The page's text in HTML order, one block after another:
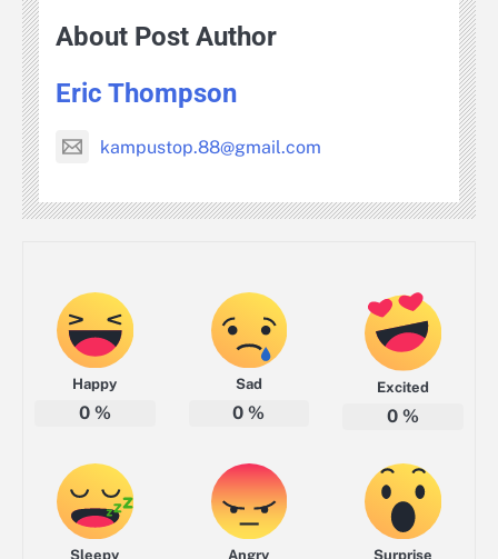
About Post Author
Eric Thompson
kampustop.88@gmail.com
Happy
0%
Sad
0 %
Excited
0 %
Sleepy Angry Surprise